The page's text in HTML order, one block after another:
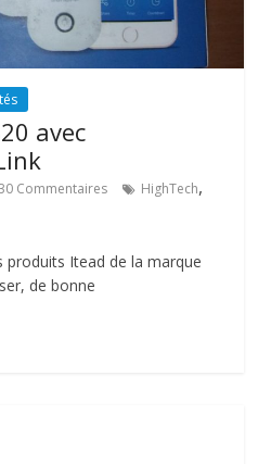
avec
Commentaires HighTech,
produits Itead de la marque
de bonne